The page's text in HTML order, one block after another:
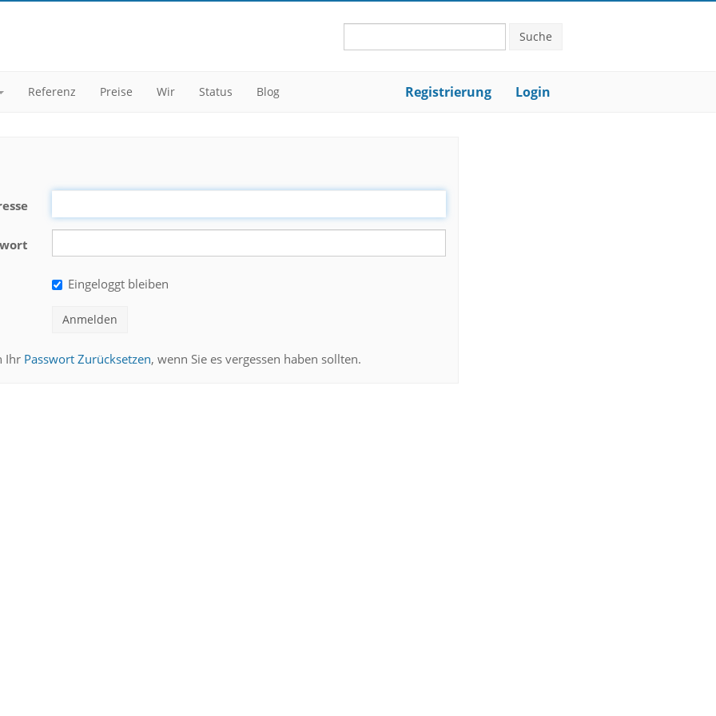
Suche
Referenz Preise Wir Status Blog Login
Registrierung
Eingeloggt bleiben
Anmelden
Ihr Passwort Zurücksetzen, wenn Sie es vergessen haben sollten.